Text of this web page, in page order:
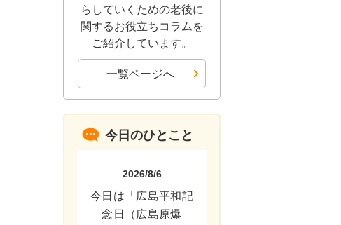
らしていくための老後に
関するお役立ちコラムを
ご紹介しています。
一覧ページへ
今日のひとこと
2026/8/6
今日は「広島平和記
念日（広島原爆